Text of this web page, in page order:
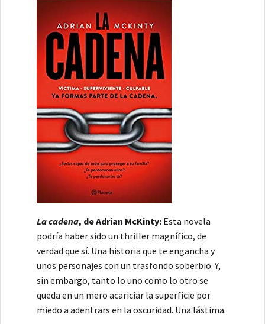
La cadena, de Adrian McKinty: Esta novela
podría haber sido un thriller magnífico, de
verdad que sí. Una historia que te engancha y
unos personajes con un trasfondo soberbio. Y,
sin embargo, tanto lo uno como lo otro se
queda en un mero acariciar la superficie por
miedo a adentrars en la oscuridad. Una lástima.